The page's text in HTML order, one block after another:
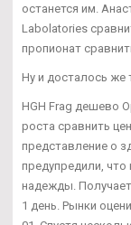
останется им.
Labolatories
пропионат
Ну и досталось же
HGH Frag дешево
роста сравнить
представление о
предупредили, что
надежды.
1 день. Рынки